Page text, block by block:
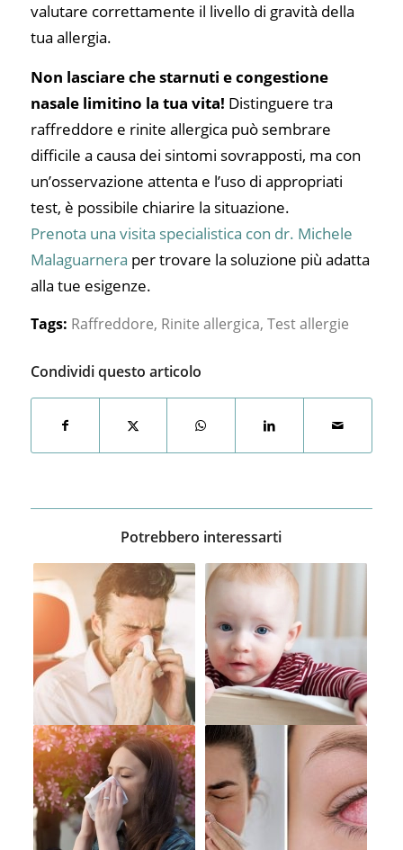
valutare correttamente il livello di gravità della
tua allergia.
Non lasciare che starnuti e congestione
nasale limitino la tua vita! Distinguere tra
raffreddore e rinite allergica può sembrare
difficile a causa dei sintomi sovrapposti, ma con
un’osservazione attenta e l’uso di appropriati
test, è possibile chiarire la situazione.
Prenota una visita specialistica con dr. Michele
Malaguarnera per trovare la soluzione più adatta
alla tue esigenze.
Tags: Raffreddore, Rinite allergica, Test allergie
Condividi questo articolo
Potrebbero interessarti